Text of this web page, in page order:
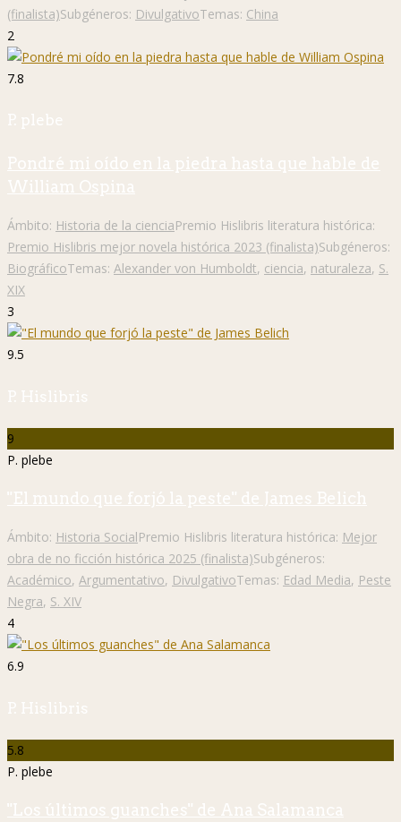
(finalista)Subgéneros: DivulgativoTemas: China
2
7.8
P. plebe
Pondré mi oído en la piedra hasta que hable de
William Ospina
Ámbito: Historia de la cienciaPremio Hislibris literatura histórica:
Premio Hislibris mejor novela histórica 2023 (finalista)Subgéneros:
BiográficoTemas: Alexander von Humboldt, ciencia, naturaleza, S.
XIX
3
9.5
P. Hislibris
9
P. plebe
"El mundo que forjó la peste" de James Belich
Ámbito: Historia SocialPremio Hislibris literatura histórica: Mejor
obra de no ficción histórica 2025 (finalista)Subgéneros:
Académico, Argumentativo, DivulgativoTemas: Edad Media, Peste
Negra, S. XIV
4
6.9
P. Hislibris
5.8
P. plebe
"Los últimos guanches" de Ana Salamanca